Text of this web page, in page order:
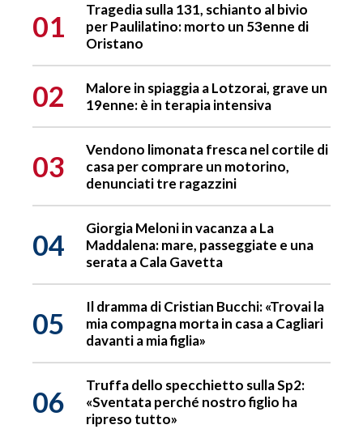
01
Tragedia sulla 131, schianto al bivio
per Paulilatino: morto un 53enne di
Oristano
02
Malore in spiaggia a Lotzorai, grave un
19enne: è in terapia intensiva
03
Vendono limonata fresca nel cortile di
casa per comprare un motorino,
denunciati tre ragazzini
04
Giorgia Meloni in vacanza a La
Maddalena: mare, passeggiate e una
serata a Cala Gavetta
05
Il dramma di Cristian Bucchi: «Trovai la
mia compagna morta in casa a Cagliari
davanti a mia figlia»
06
Truffa dello specchietto sulla Sp2:
«Sventata perché nostro figlio ha
ripreso tutto»